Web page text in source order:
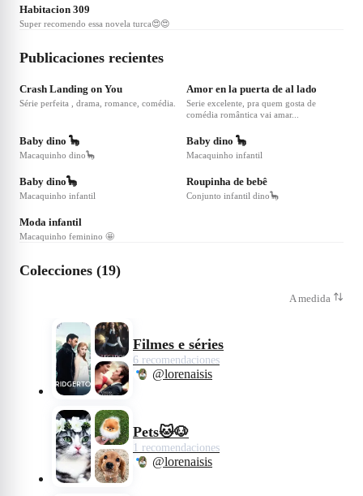
PAGANDO VIA PAY PAL ✅SORTEIO A
15$ (R$72,00) ❌NÃO PRECISA
https://winagain.app.link/EKVjImAYgnbp
Habitacion 309
Super recomendo essa novela turca😍😍
Publicaciones recientes
❤5
Crash Landing on You
Série perfeita , drama, romance, comédia.
Amor en la puerta de al lado
Serie excelente, pra quem gosta de
comédia romântica vai amar...
Baby dino 🦕
Macaquinho dino🦕
❤1
Baby dino 🦕
Macaquinho infantil
Baby dino🦕
Macaquinho infantil
Roupinha de bebê
Conjunto infantil dino🦕
Moda infantil
Macaquinho feminino 🤩
Colecciones (19)
A medida
Filmes e séries
6 recomendaciones
@lorenaisis
Pets🐱🐶
1 recomendaciones
@lorenaisis